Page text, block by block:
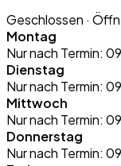
Geschlossen ·
Montag
Nur nach Termin:
Dienstag
Nur nach Termin:
Mittwoch
Nur nach Termin:
Donnerstag
Nur nach Termin: